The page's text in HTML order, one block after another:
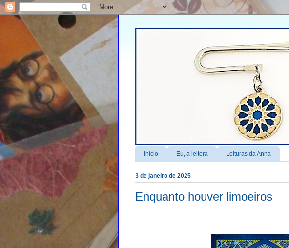
Início Eu, a leitora Leituras da Anna
3 de janeiro de 2025
Enquanto houver limoeiros